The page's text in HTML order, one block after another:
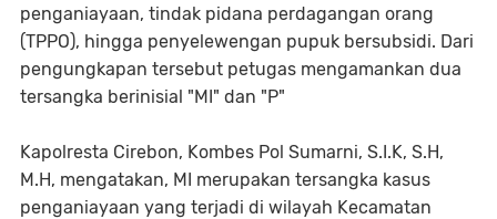
penganiayaan, tindak pidana perdagangan orang
(TPPO), hingga penyelewengan pupuk bersubsidi. Dari
pengungkapan tersebut petugas mengamankan dua
tersangka berinisial "MI" dan "P"
Kapolresta Cirebon, Kombes Pol Sumarni, S.I.K, S.H,
M.H, mengatakan, MI merupakan tersangka kasus
penganiayaan yang terjadi di wilayah Kecamatan